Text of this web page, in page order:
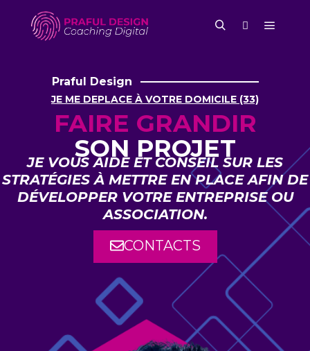
Praful Design
JE ME DEPLACE À VOTRE DOMICILE (33)
FAIRE GRANDIR
SON PROJET
JE VOUS AIDE ET CONSEIL SUR LES
STRATÉGIES À METTRE EN PLACE AFIN DE
DÉVELOPPER VOTRE ENTREPRISE OU
ASSOCIATION.
CONTACTS